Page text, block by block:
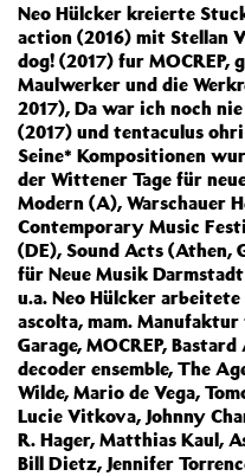
Neo Hülcker kreierte
action (2016) mit Stellan
dog! (2017) fur MOCREP,
Maulwerker und die
2017), Da war ich noch
(2017) und tentaculus
Seine* Kompositionen
der Wittener Tage für
Modern (A), Warschauer
Contemporary Music
(DE), Sound Acts (Athen,
für Neue Musik
u.a. Neo Hülcker
ascolta, mam.
Garage, MOCREP,
decoder ensemble, The
Wilde, Mario de Vega,
Lucie Vitkova, Johnny
R. Hager, Matthias Kaul,
Bill Dietz, Jennifer